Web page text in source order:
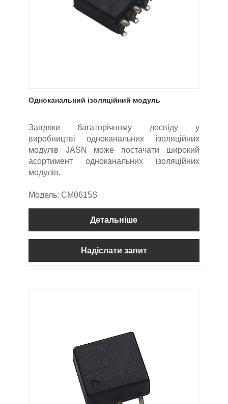
Одноканальний ізоляційний модуль
Завдяки багаторічному досвіду у
виробництві одноканальних ізоляційних
модулів JASN може постачати широкий
асортимент одноканальних ізоляційних
модулів.
Модель: CM0615S
Детальніше
Надіслати запит